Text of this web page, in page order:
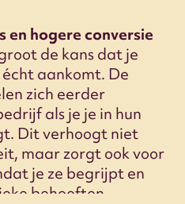
en hogere conversie
de kans dat je
aankomt. De
zich eerder
als je je in hun
Dit verhoogt niet
maar zorgt ook voor
je ze begrijpt en
behoeften.